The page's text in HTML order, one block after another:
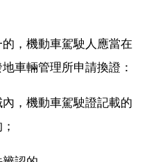
，機動車駕駛人應當在
車輛管理所申請換證：
內，機動車駕駛證記載的